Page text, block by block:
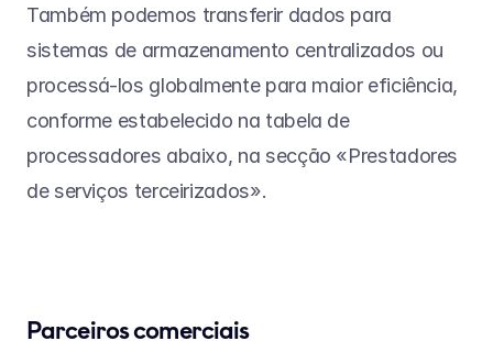
Também podemos transferir dados para
sistemas de armazenamento centralizados ou
processá-los globalmente para maior eficiência,
conforme estabelecido na tabela de
processadores abaixo, na secção «Prestadores
de serviços terceirizados».
Parceiros comerciais